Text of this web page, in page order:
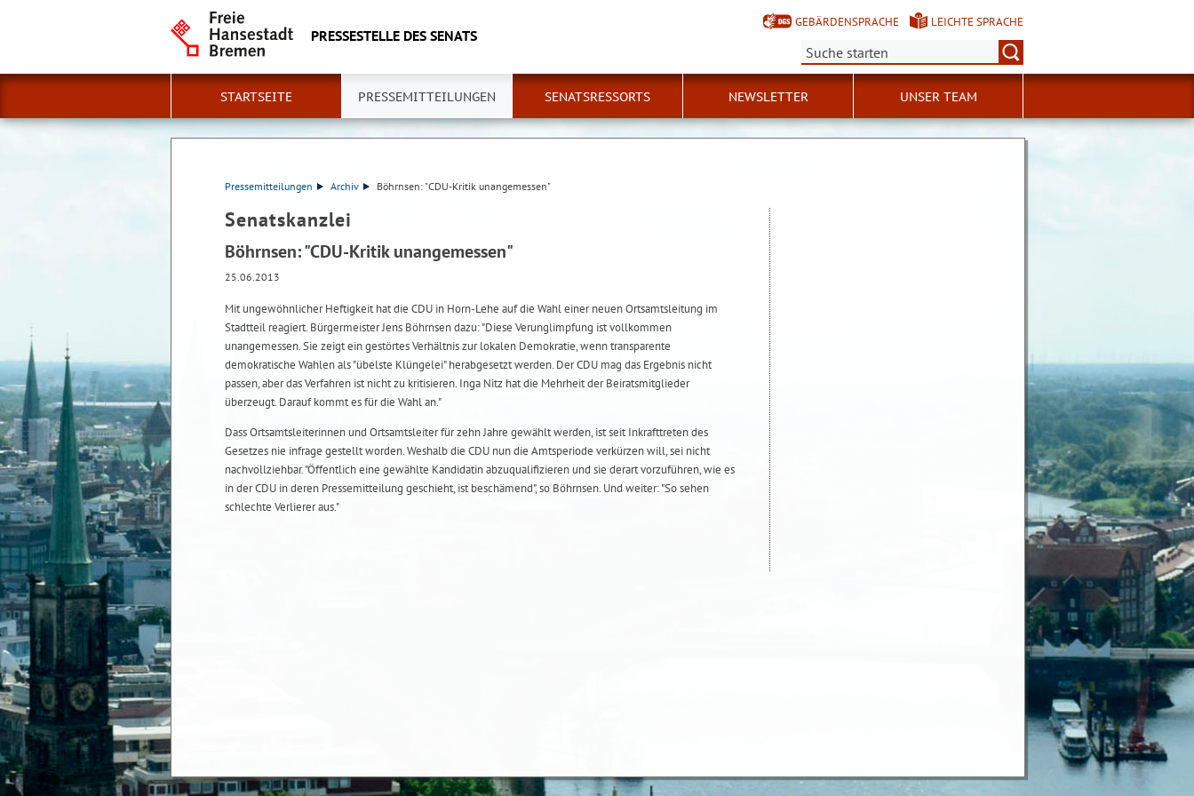
PRESSESTELLE DES SENATS
GEBÄRDENSPRACHE
LEICHTE SPRACHE
Suche:
STARTSEITE PRESSEMITTEILUNGEN SENATSRESSORTS NEWSLETTER UNSER TEAM
Pressemitteilungen Archiv Böhrnsen: "CDU-Kritik unangemessen"
Senatskanzlei
Böhrnsen: "CDU-Kritik unangemessen"
25.06.2013
Mit ungewöhnlicher Heftigkeit hat die CDU in Horn-Lehe auf die Wahl einer neuen Ortsamtsleitung im
Stadtteil reagiert. Bürgermeister Jens Böhrnsen dazu: "Diese Verunglimpfung ist vollkommen
unangemessen. Sie zeigt ein gestörtes Verhältnis zur lokalen Demokratie, wenn transparente
demokratische Wahlen als "übelste Klüngelei" herabgesetzt werden. Der CDU mag das Ergebnis nicht
passen, aber das Verfahren ist nicht zu kritisieren. Inga Nitz hat die Mehrheit der Beiratsmitglieder
überzeugt. Darauf kommt es für die Wahl an."
Dass Ortsamtsleiterinnen und Ortsamtsleiter für zehn Jahre gewählt werden, ist seit Inkrafttreten des
Gesetzes nie infrage gestellt worden. Weshalb die CDU nun die Amtsperiode verkürzen will, sei nicht
nachvollziehbar. "Öffentlich eine gewählte Kandidatin abzuqualifizieren und sie derart vorzuführen, wie es
in der CDU in deren Pressemitteilung geschieht, ist beschämend", so Böhrnsen. Und weiter: "So sehen
schlechte Verlierer aus."